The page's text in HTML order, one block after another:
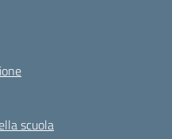
scuola